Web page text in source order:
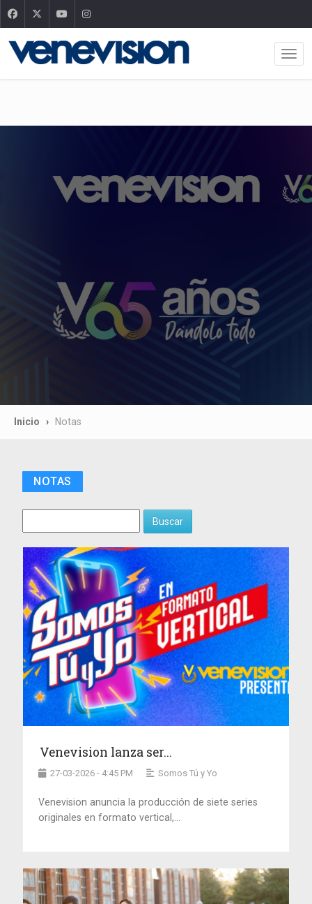
Inicio Notas
NOTAS
Buscar
Venevision lanza ser...
27-03-2026 - 4:45 PM Somos Tú y Yo
Venevision anuncia la producción de siete series
originales en formato vertical,...